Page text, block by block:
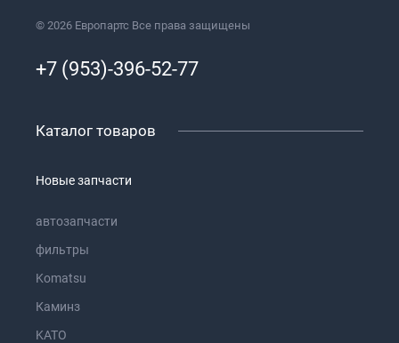
© 2026 Европартс Все права защищены
+7 (953)-396-52-77
Каталог товаров
Новые запчасти
автозапчасти
фильтры
Komatsu
Каминз
KATO